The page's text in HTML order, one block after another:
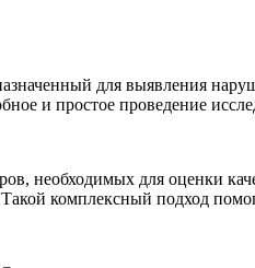
для выявления
и простое проведение
необходимых для оценки
комплексный подход